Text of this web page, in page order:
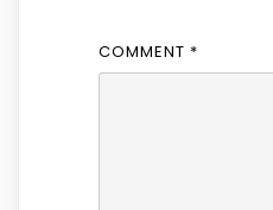
COMMENT *